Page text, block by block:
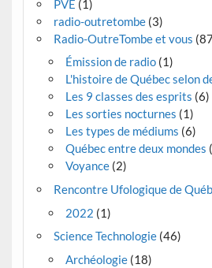
PVE (1)
radio-outretombe(3)
Radio-OutreTombe et vous
Émission de radio(1)
L'histoire de Québec selon
Les 9 classes des esprits (6)
Les sorties nocturnes (1)
Les types de médiums (6)
Québec entre deux mondes
Voyance(2)
Rencontre Ufologique de
2022 (1)
Science Technologie(46)
Archéologie(18)